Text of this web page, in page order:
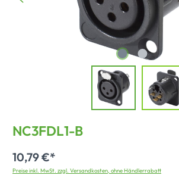
NC3FDL1-B
10,79 €*
Preise inkl. MwSt. zzgl. Versandkosten, ohne Händlerrabatt